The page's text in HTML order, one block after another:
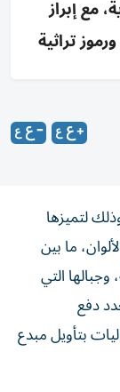
مع إبراز
تراثية
لتميزها
ما بين
التي
دفع
بتأويل مبدع